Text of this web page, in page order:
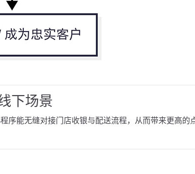
下场景
序能无缝对接门店收银与配送流程，从而带来更高的